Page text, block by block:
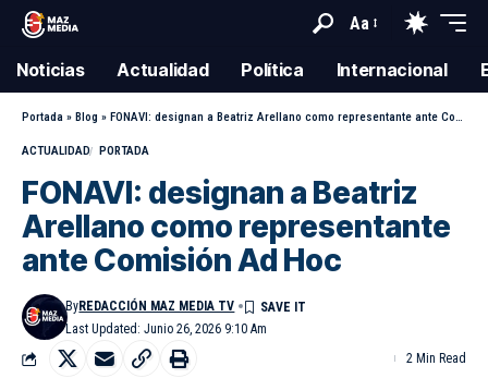
Aa
Noticias Actualidad Política Internacional
Portada » Blog » FONAVI: designan a Beatriz Arellano como representante ante Comisión Ad Hoc
ACTUALIDAD PORTADA
FONAVI: designan a Beatriz
Arellano como representante
ante Comisión Ad Hoc
Last Updated: Junio 26, 2026 9:10 Am
ByREDACCIÓN MAZ MEDIA TV
2 Min Read